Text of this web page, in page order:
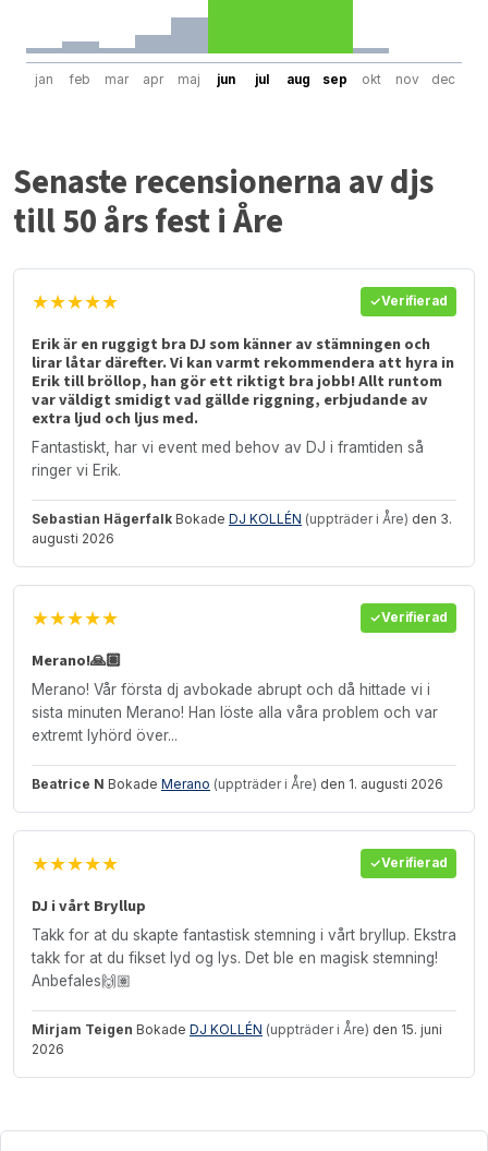
jan feb mar apr maj jun jul aug sep okt nov dec
Senaste recensionerna av djs
till 50 års fest i Åre
★★★★★ Verifierad
Erik är en ruggigt bra DJ som känner av stämningen och
lirar låtar därefter. Vi kan varmt rekommendera att hyra in
Erik till bröllop, han gör ett riktigt bra jobb! Allt runtom
var väldigt smidigt vad gällde riggning, erbjudande av
extra ljud och ljus med.
Fantastiskt, har vi event med behov av DJ i framtiden så
ringer vi Erik.
Sebastian Hägerfalk Bokade DJ KOLLÉN (uppträder i Åre) den 3.
augusti 2026
★★★★★ Verifierad
Merano!🙏🏽
Merano! Vår första dj avbokade abrupt och då hittade vi i
sista minuten Merano! Han löste alla våra problem och var
extremt lyhörd över...
Beatrice N Bokade Merano (uppträder i Åre) den 1. augusti 2026
★★★★★ Verifierad
DJ i vårt Bryllup
Takk for at du skapte fantastisk stemning i vårt bryllup. Ekstra
takk for at du fikset lyd og lys. Det ble en magisk stemning!
Anbefales🙌🏽
Mirjam Teigen Bokade DJ KOLLÉN (uppträder i Åre) den 15. juni
2026